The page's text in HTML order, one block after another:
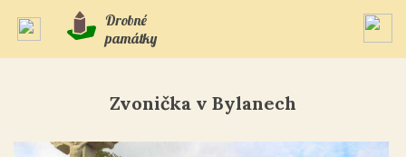
Drobné
památky
Zvonička v Bylanech